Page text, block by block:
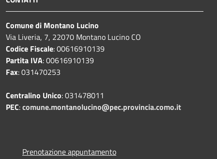
Comune di Montano Lucino
Via Liveria, 7, 22070 Montano Lucino CO
Codice Fiscale: 00616910139
Partita IVA: 00616910139
Fax: 031470253
Centralino Unico: 031478011
PEC:comune.montanolucino@pec.provincia.como.it
Prenotazione appuntamento